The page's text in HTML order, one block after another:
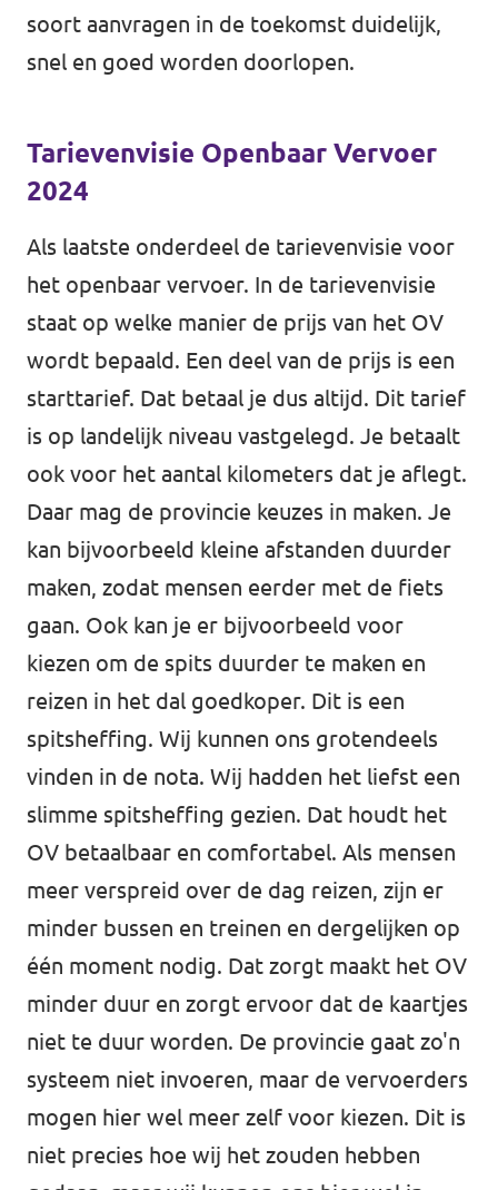
soort aanvragen in de toekomst duidelijk,
snel en goed worden doorlopen.
Tarievenvisie Openbaar Vervoer
2024
Als laatste onderdeel de tarievenvisie voor
het openbaar vervoer. In de tarievenvisie
staat op welke manier de prijs van het OV
wordt bepaald. Een deel van de prijs is een
starttarief. Dat betaal je dus altijd. Dit tarief
is op landelijk niveau vastgelegd. Je betaalt
ook voor het aantal kilometers dat je aflegt.
Daar mag de provincie keuzes in maken. Je
kan bijvoorbeeld kleine afstanden duurder
maken, zodat mensen eerder met de fiets
gaan. Ook kan je er bijvoorbeeld voor
kiezen om de spits duurder te maken en
reizen in het dal goedkoper. Dit is een
spitsheffing. Wij kunnen ons grotendeels
vinden in de nota. Wij hadden het liefst een
slimme spitsheffing gezien. Dat houdt het
OV betaalbaar en comfortabel. Als mensen
meer verspreid over de dag reizen, zijn er
minder bussen en treinen en dergelijken op
één moment nodig. Dat zorgt maakt het OV
minder duur en zorgt ervoor dat de kaartjes
niet te duur worden. De provincie gaat zo'n
systeem niet invoeren, maar de vervoerders
mogen hier wel meer zelf voor kiezen. Dit is
niet precies hoe wij het zouden hebben